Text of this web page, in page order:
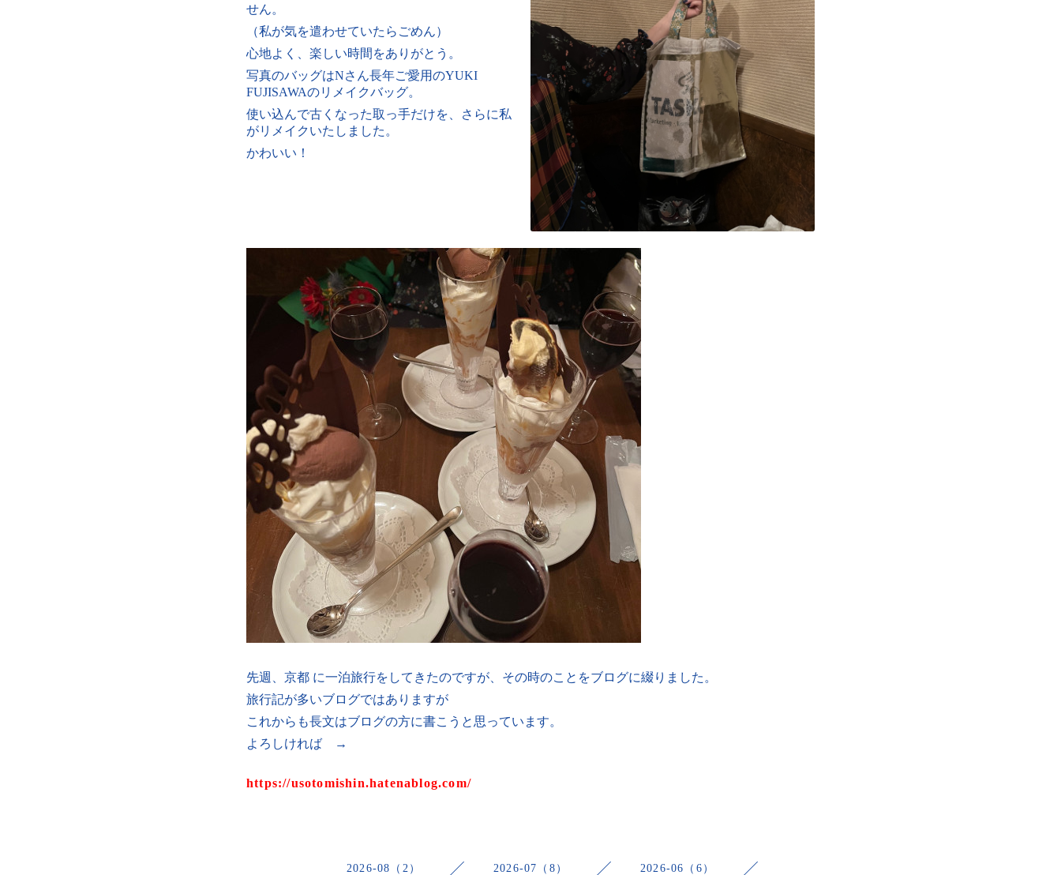
せん。
（私が気を遣わせていたらごめん）
心地よく、楽しい時間をありがとう。
写真のバッグはNさん長年ご愛用のYUKI
FUJISAWAのリメイクバッグ。
使い込んで古くなった取っ手だけを、さらに私
がリメイクいたしました。
かわいい！
先週、京都 に一泊旅行をしてきたのですが、その時のことをブログに綴りました。
旅行記が多いブログではありますが
これからも長文はブログの方に書こうと思っています。
よろしければ →
https://usotomishin.hatenablog.com/
2026-08（2） 2026-07（8） 2026-06（6）